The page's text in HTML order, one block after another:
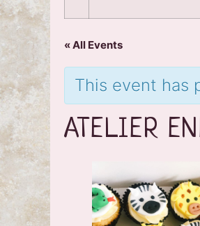
« All Events
This event has
ATELIER